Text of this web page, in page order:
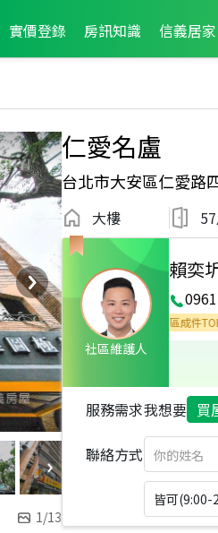
實價登錄 房訊知識 信義居家
1/13
仁愛名盧
台北市大安區仁愛路
大樓
社區維護人
賴奕
件TOP3
2024年10月區成件TOP2
服務需求我想要 買
聯絡方式
皆可(9:00-